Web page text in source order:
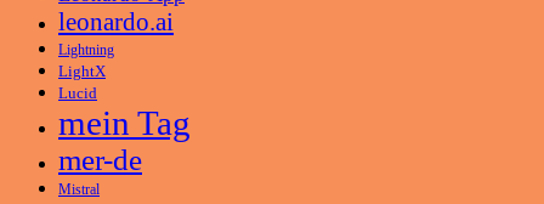
leonardo.ai
Lightning
LightX
Lucid
mein Tag
mer-de
Mistral